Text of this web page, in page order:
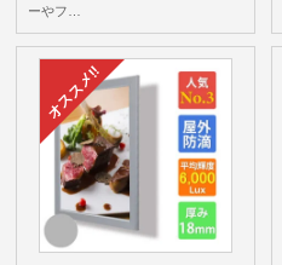
ーやフ…